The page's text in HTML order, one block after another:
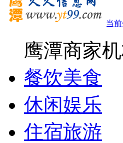
当前
鹰潭商家
餐饮美食
休闲娱乐
住宿旅游